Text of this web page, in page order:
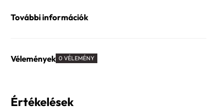
További információk
Vélemények 0 VÉLEMÉNY
Értékelések